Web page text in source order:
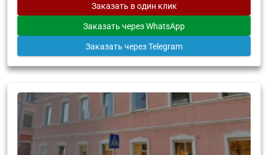
Заказать в один клик
Заказать через WhatsApp
Заказать через Telegram